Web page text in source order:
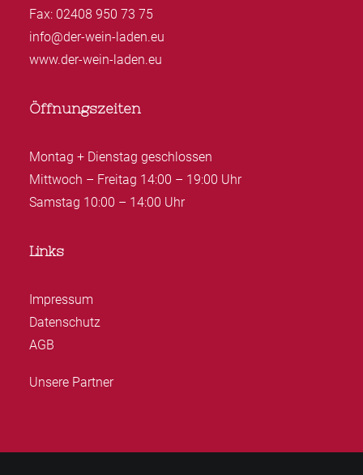
Fax: 02408 950 73 75
info@der-wein-laden.eu
www.der-wein-laden.eu
Öffnungszeiten
Montag + Dienstag geschlossen
Mittwoch – Freitag 14:00 – 19:00 Uhr
Samstag 10:00 – 14:00 Uhr
Links
Impressum
Datenschutz
AGB
Unsere Partner